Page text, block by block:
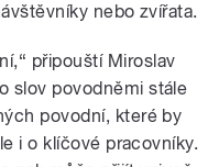
nebo zvířata.
připouští Miroslav
slov povodněmi stále
povodní, které by
i o klíčové pracovníky.